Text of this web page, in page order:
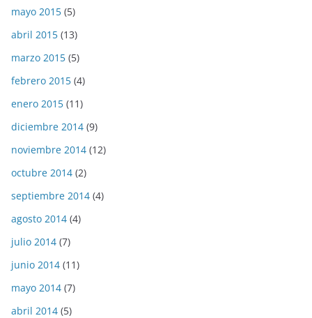
mayo 2015 (5)
abril 2015 (13)
marzo 2015 (5)
febrero 2015 (4)
enero 2015 (11)
diciembre 2014 (9)
noviembre 2014 (12)
octubre 2014 (2)
septiembre 2014 (4)
agosto 2014 (4)
julio 2014 (7)
junio 2014 (11)
mayo 2014 (7)
abril 2014 (5)